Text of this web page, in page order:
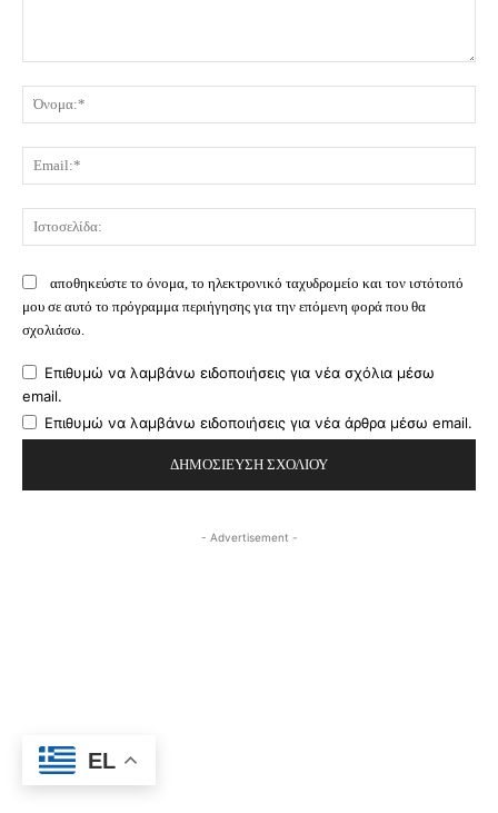
αποθηκεύστε το όνομα, το ηλεκτρονικό ταχυδρομείο και τον ιστότοπό
μου σε αυτό το πρόγραμμα περιήγησης για την επόμενη φορά που θα
σχολιάσω.
Επιθυμώ να λαμβάνω ειδοποιήσεις για νέα σχόλια μέσω
email.
Επιθυμώ να λαμβάνω ειδοποιήσεις για νέα άρθρα μέσω email.
- Advertisement -
EL